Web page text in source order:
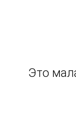
Это